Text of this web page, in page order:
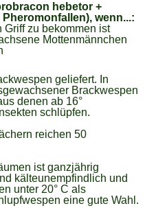
hebetor +
wenn...:
Griff zu bekommen ist
Mottenmännchen
geliefert. In
Brackwespen
denen ab 16°
schlüpfen.
reichen 50
ist ganzjährig
kälteunempfindlich und
unter 20° C als
eine gute Wahl.